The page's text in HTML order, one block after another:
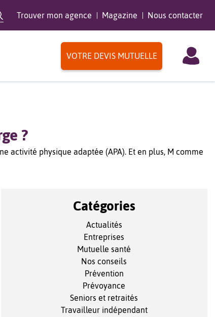
Trouver mon agence Magazine Nous contacter
VOTRE DEVIS MUTUELLE
?
activité physique adaptée (APA). Et en plus, M comme
Catégories
Actualités
Entreprises
Mutuelle santé
Nos conseils
Prévention
Prévoyance
Seniors et retraités
Travailleur indépendant